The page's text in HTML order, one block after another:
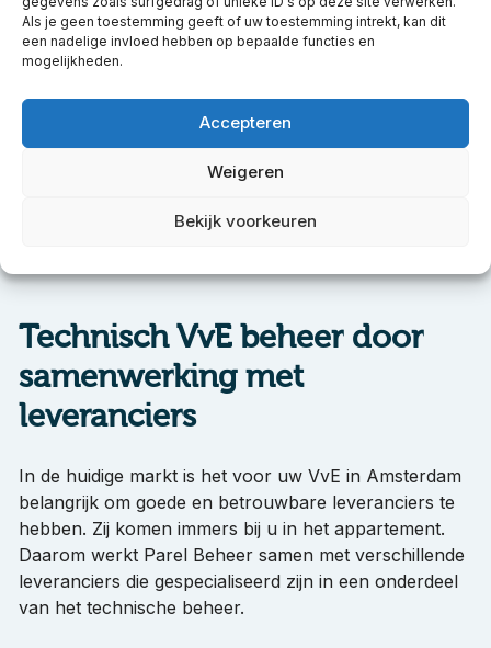
Als je geen toestemming geeft of uw toestemming intrekt, kan dit
een nadelige invloed hebben op bepaalde functies en
mogelijkheden.
Accepteren
Weigeren
Bekijk voorkeuren
Goed en kwalitatief onderhoud is immers van groot
belang voor het behoud van het appartement.
Indien schilderswerkzaamheden gedaan zijn op basis
van een Sikkens Verfadvies doen zij vaak zelf de
opleveringskeuring. Het voordeel daarvan is dat
Sikkens dan ook 5 jaar garantie geeft op het
de kwaliteit van de werkzaamheden ten goede.
Technisch VvE beheer door
samenwerking met
leveranciers
In de huidige markt is het voor uw VvE in Amsterdam
belangrijk om goede en betrouwbare leveranciers te
hebben. Zij komen immers bij u in het appartement.
Daarom werkt Parel Beheer samen met verschillende
leveranciers die gespecialiseerd zijn in een onderdeel
van het technische beheer.